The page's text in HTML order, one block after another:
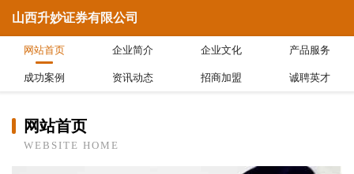
山西升妙证券有限公司
网站首页 企业简介 企业文化 产品服务
成功案例 资讯动态 招商加盟 诚聘英才
网站首页
WEBSITE HOME